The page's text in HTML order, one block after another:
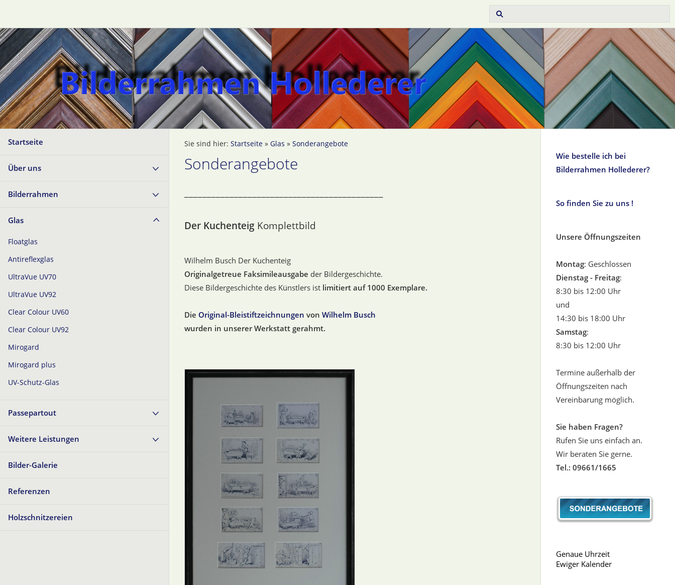
Startseite
Über uns
Bilderrahmen
Glas
Floatglas
Antireflexglas
UltraVue UV70
UltraVue UV92
Clear Colour UV60
Clear Colour UV92
Mirogard
Mirogard plus
UV-Schutz-Glas
Passepartout
Weitere Leistungen
Bilder-Galerie
Referenzen
Holzschnitzereien
Sie sind hier: Startseite » Glas » Sonderangebote
Sonderangebote
Der Kuchenteig Komplettbild
Wilhelm Busch Der Kuchenteig
Originalgetreue Faksimileausgabe der Bildergeschichte.
Diese Bildergeschichte des Künstlers ist limitiert auf 1000 Exemplare.
Die Original-Bleistiftzeichnungen von Wilhelm Busch
wurden in unserer Werkstatt gerahmt.
Wie bestelle ich bei
Bilderrahmen Hollederer?
So finden Sie zu uns !
Unsere Öffnungszeiten
Montag: Geschlossen
Dienstag - Freitag:
8:30 bis 12:00 Uhr
und
14:30 bis 18:00 Uhr
Samstag:
8:30 bis 12:00 Uhr
Termine außerhalb der
Öffnungszeiten nach
Vereinbarung möglich.
Sie haben Fragen?
Rufen Sie uns einfach an.
Wir beraten Sie gerne.
Tel.: 09661/1665
Genaue Uhrzeit
Ewiger Kalender